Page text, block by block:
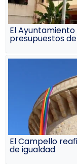
El
presupuestos
El Campello
de igualdad